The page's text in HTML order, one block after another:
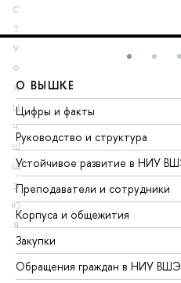
С
Т
У
Ф
Х
Ц
Ч
Ш
Щ
Э
Ю
Я
О ВЫШКЕ
Цифры и факты
Руководство и структура
Устойчивое развитие в НИУ
Преподаватели и сотрудники
Корпуса и общежития
Закупки
Обращения граждан в НИУ ВШЭ